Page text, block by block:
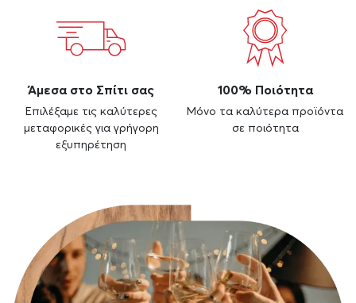
Άμεσα στο Σπίτι σας
Επιλέξαμε τις καλύτερες
μεταφορικές για γρήγορη
εξυπηρέτηση
100% Ποιότητα
Μόνο τα καλύτερα προϊόντα
σε ποιότητα